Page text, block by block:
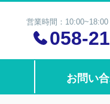
営業時間：
058-
お問い